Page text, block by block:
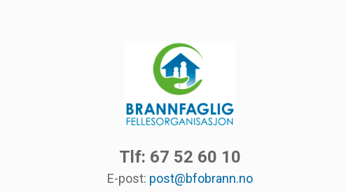
Tlf: 67 52 60 10
E-post: post@bfobrann.no